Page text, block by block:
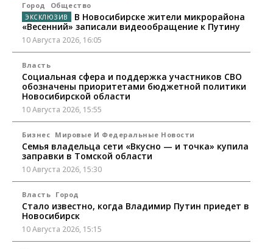
Город Общество
В Новосибирске жители микрорайона
«Весенний» записали видеообращение к Путину
10 Августа 2026, 16:05
Власть
Социальная сфера и поддержка участников СВО
обозначены приоритетами бюджетной политики
Новосибирской области
10 Августа 2026, 15:55
Бизнес Мировые И Федеральные Новости
Семья владельца сети «Вкусно — и точка» купила
заправки в Томской области
10 Августа 2026, 15:30
Власть Город
Стало известно, когда Владимир Путин приедет в
Новосибирск
10 Августа 2026, 15:15